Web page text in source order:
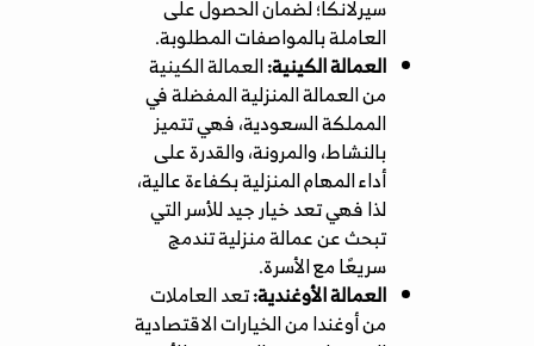
سيرلانكا؛ لضمان الحصول على
العاملة بالمواصفات المطلوبة.
العمالة الكينية:العمالة الكينية
من العمالة المنزلية المفضلة في
المملكة السعودية، فهي تتميز
بالنشاط، والمرونة، والقدرة على
أداء المهام المنزلية بكفاءة عالية،
لذا فهي تعد خيار جيد للأسر التي
تبحث عن عمالة منزلية تندمج
سريعًا مع الأسرة.
العمالة الأوغندية:تعد العاملات
من أوغندا من الخيارات الاقتصادية